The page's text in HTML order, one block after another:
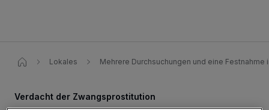
Lokales Mehrere Durchsuchungen und eine Festnahme​
Verdacht der Zwangsprostitution